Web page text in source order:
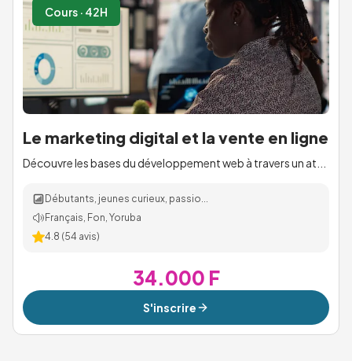
Cours · 42H
Le marketing digital et la vente en ligne
Découvre les bases du développement web à travers un at...
Débutants, jeunes curieux, passio...
Français, Fon, Yoruba
4.8 (54 avis)
34.000 F
S'inscrire